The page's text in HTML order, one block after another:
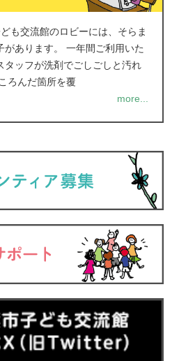
も交流館のロビーには、そらま
があります。 一年間ご利用いた
タッフが洗剤でごしごしと汚れ
ろんだ箇所を覆
more...